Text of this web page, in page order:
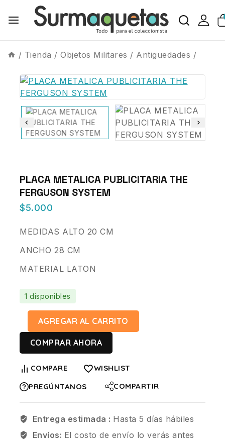
/ Tienda / Objetos Militares / Antiguedades /
PLACA METALICA PUBLICITARIA THE
FERGUSON SYSTEM
$5.000
MEDIDAS ALTO 20 CM
ANCHO 28 CM
MATERIAL LATON
1 disponibles
AGREGAR AL CARRITO
COMPRAR AHORA
COMPARE
WISHLIST
PREGÚNTANOS
COMPARTIR
Entrega estimada : Hasta 5 días hábiles
Envíos: El costo de envío lo verás antes